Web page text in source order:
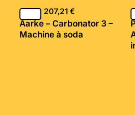
207,21€
Aarke – Carbonator 3 –
Machine à soda